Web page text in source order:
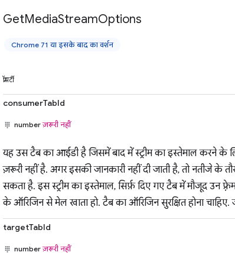
GetMediaStreamOptions
Chrome 71 या इसके बाद का वर्शन
प्रॉपर्टी
consumerTabId
numberज़रूरी नहीं
यह उस टैब का आईडी है जिसमें बाद में स्ट्रीम का इस्तेमाल करने के
ज़रूरी नहीं है. अगर इसकी जानकारी नहीं दी जाती है, तो नतीजे के
सकता है. इस स्ट्रीम का इस्तेमाल, सिर्फ़ दिए गए टैब में मौजूद उन
के ऑरिजिन से मेल खाता हो. टैब का ऑरिजिन सुरक्षित होना चाहिए.
targetTabId
numberज़रूरी नहीं